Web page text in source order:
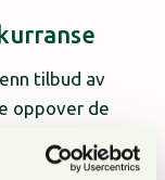
tilbud av
oppover de